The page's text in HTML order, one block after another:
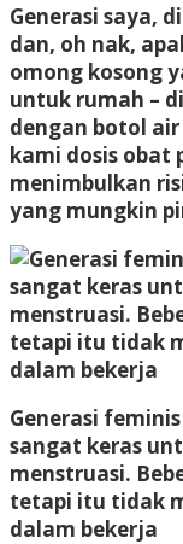
Generasi saya,
dan, oh nak,
omong kosong
untuk rumah –
dengan botol
kami dosis obat
menimbulkan
yang mungkin
Generasi
sangat keras
menstruasi.
tetapi itu tidak
dalam bekerja